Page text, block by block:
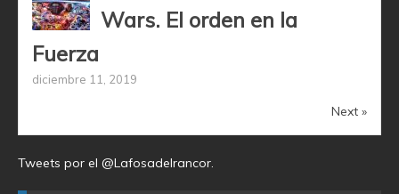
Wars. El orden en la
Fuerza
diciembre 11, 2019
Next »
Tweets por el @Lafosadelrancor.